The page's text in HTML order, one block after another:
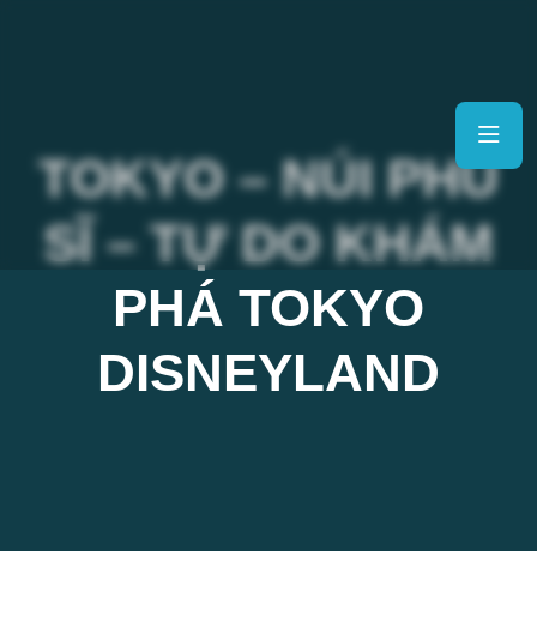
TOKYO – NÚI PHÚ
SĨ – TỰ DO KHÁM
PHÁ TOKYO
DISNEYLAND